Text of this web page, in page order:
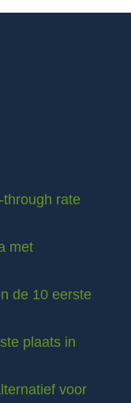
rate
met
de 10 eerste
plaats in
voor